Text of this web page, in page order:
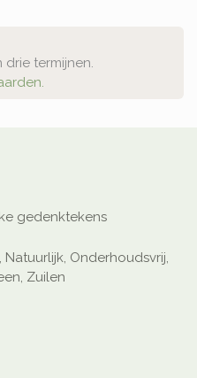
drie termijnen.
gedenktekens
Natuurlijk, Onderhoudsvrij,
Zuilen